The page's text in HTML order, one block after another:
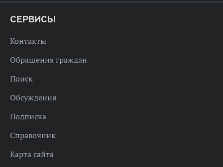
СЕРВИСЫ
Контакты
Обращения граждан
Поиск
Обсуждения
Подписка
Справочник
Карта сайта